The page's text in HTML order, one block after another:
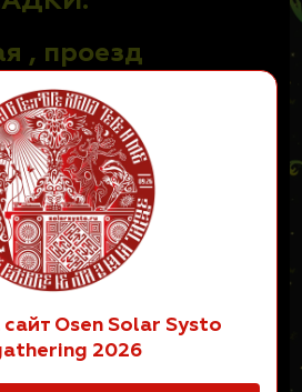
, проезд
5Г
Яндекс:
(ОТКРЫТЬ
ТРАНСФЕРА
Понедельник 23:00
Osen Solar Systo
2026